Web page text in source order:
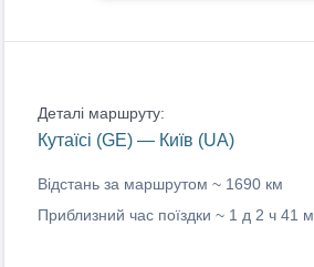
Деталі маршруту:
Кутаїсі (GE) — Київ (UA)
Відстань за маршрутом ~ 1690 км
Приблизний час поїздки ~ 1 д 2 ч 41 м